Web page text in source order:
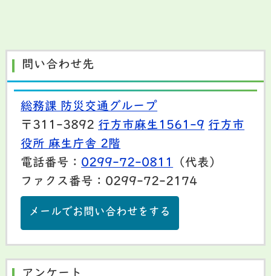
問い合わせ先
総務課 防災交通グループ
〒311-3892 行方市麻生1561-9 行方市
役所 麻生庁舎 2階
電話番号： 0299-72-0811
（代表）
ファクス番号：0299-72-2174
メールでお問い合わせをする